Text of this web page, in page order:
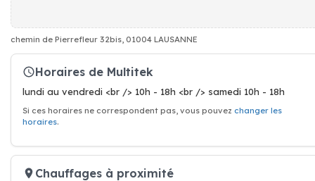
chemin de Pierrefleur 32bis, 01004 LAUSANNE
Horaires de Multitek
lundi au vendredi <br /> 10h - 18h <br /> samedi 10h - 18h
Si ces horaires ne correspondent pas, vous pouvez changer les
horaires.
Chauffages à proximité